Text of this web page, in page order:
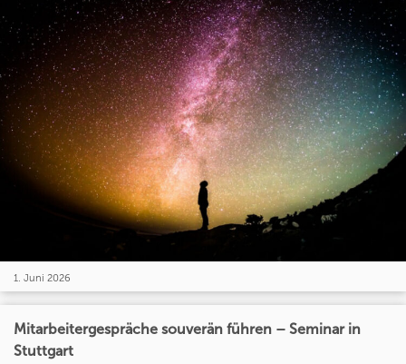
1. Juni 2026
Mitarbeitergespräche souverän führen – Seminar in
Stuttgart